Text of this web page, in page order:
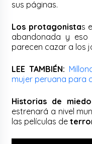
sus páginas.
Los protagonistas
abandonada y eso
parecen cazar a los
LEE TAMBIÉN:
mujer peruana para
Historias de miedo
estrenará a nivel
las películas de